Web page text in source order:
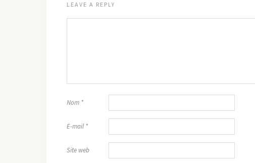
LEAVE A REPLY
Nom *
E-mail *
Site web